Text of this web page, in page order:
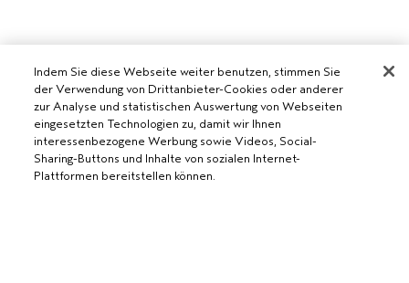
Indem Sie diese Webseite weiter benutzen, stimmen Sie
der Verwendung von Drittanbieter-Cookies oder anderer
zur Analyse und statistischen Auswertung von Webseiten
eingesetzten Technologien zu, damit wir Ihnen
interessenbezogene Werbung sowie Videos, Social-
Sharing-Buttons und Inhalte von sozialen Internet-
Plattformen bereitstellen können.